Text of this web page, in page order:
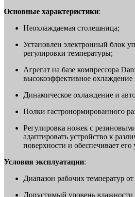
Основные характеристики:
Неохлаждаемая столешница;
Установлен электронный блок
регулировки температуры;
Агрегат на базе компрессора
высокоэффективное охлаждение
Динамическое охлаждение и
Полки гастронормированного
Регулировка ножек с
адаптировать устройство к
поверхности и обеспечивает его
Условия эксплуатации:
Диапазон рабочих температур
Допустимый уровень влажности